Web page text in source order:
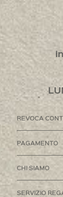
REVOCA
PAGAMENTO
CHI SIAMO
SERVIZIO